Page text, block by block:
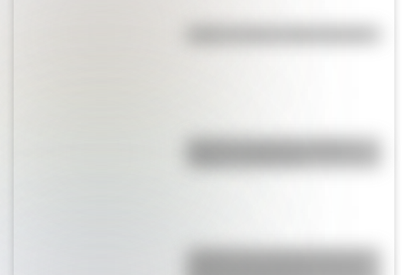
Bandera de Bolivia: historia,
¿Sabías que Argentina tuvo la